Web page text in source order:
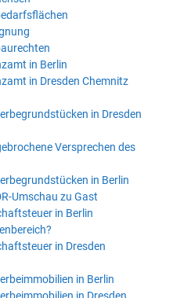
in Berlin
in Dresden Chemnitz
in Dresden
Versprechen des
in Berlin
Umschau zu Gast
in Berlin
in Dresden
in Berlin